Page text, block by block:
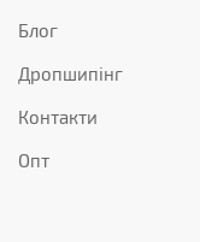
Блог
Дропшипінг
Контакти
Опт